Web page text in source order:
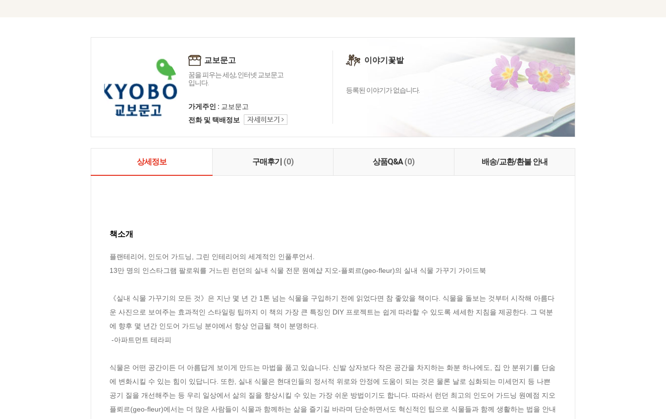
교보문고
꿈을 피우는 세상, 인터넷 교보문고
입니다.
가게주인 : 교보문고
전화 및 택배정보
이야기꽃밭
등록된 이야기가 없습니다.
상세정보 구매후기 (0) 상품Q&A(0) 배송/교환/환불 안내
책소개
플랜테리어, 인도어 가드닝, 그린 인테리어의 세계적인 인풀루언서.
13만 명의 인스타그램 팔로워를 거느린 런던의 실내 식물 전문 원예샵 지오-플뢰르(geo-fleur)의 실내 식물 가꾸기 가이드북
《실내 식물 가꾸기의 모든 것》은 지난 몇 년 간 1톤 넘는 식물을 구입하기 전에 읽었다면 참 좋았을 책이다. 식물을 돌보는 것부터 시작해 아름다
운 사진으로 보여주는 효과적인 스타일링 팁까지 이 책의 가장 큰 특징인 DIY 프로젝트는 쉽게 따라할 수 있도록 세세한 지침을 제공한다. 그 덕분
에 향후 몇 년간 인도어 가드닝 분야에서 항상 언급될 책이 분명하다.
식물은 어떤 공간이든 더 아름답게 보이게 만드는 마법을 품고 있습니다. 신발 상자보다 작은 공간을 차지하는 화분 하나에도, 집 안 분위기를 단숨
에 변화시킬 수 있는 힘이 있답니다. 또한, 실내 식물은 현대인들의 정서적 위로와 안정에 도움이 되는 것은 물론 날로 심화되는 미세먼지 등 나쁜
공기 질을 개선해주는 등 우리 일상에서 삶의 질을 향상시킬 수 있는 가장 쉬운 방법이기도 합니다. 따라서 런던 최고의 인도어 가드닝 원예점 지오
플뢰르(geo-fleur)에서는 더 많은 사람들이 식물과 함께하는 삶을 즐기길 바라며 단순하면서도 혁신적인 팁으로 식물들과 함께 생활하는 법을 안내